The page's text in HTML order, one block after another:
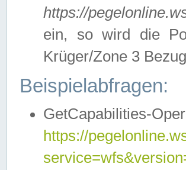
https://
ein, so wird die
Krüger/Zone 3
Beispielabfragen:
GetCapabilities-
https://